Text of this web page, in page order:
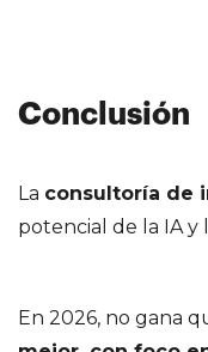
Conclusión
La consultoría de
potencial de la IA y
En 2026, no gana